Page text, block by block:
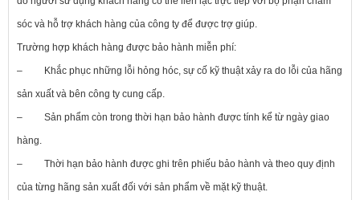
sóc và hỗ trợ khách hàng của công ty để được trợ giúp.
Trường hợp khách hàng được bảo hành miễn phí:
– Khắc phục những lỗi hỏng hóc, sự cố kỹ thuật xảy ra do lỗi của hãng
sản xuất và bên công ty cung cấp.
– Sản phẩm còn trong thời hạn bảo hành được tính kể từ ngày giao
hàng.
– Thời hạn bảo hành được ghi trên phiếu bảo hành và theo quy định
của từng hãng sản xuất đối với sản phẩm về mặt kỹ thuật.